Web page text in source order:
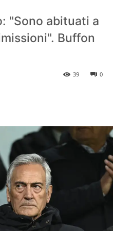
"Sono abituati a
Buffon
0
39